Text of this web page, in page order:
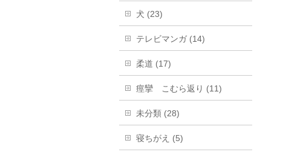
犬 (23)
テレビマンガ (14)
柔道 (17)
痙攣 こむら返り (11)
未分類 (28)
寝ちがえ (5)